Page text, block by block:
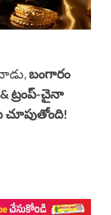
బంగారం
ట్రంప్-చైనా
చూపుతోంది!